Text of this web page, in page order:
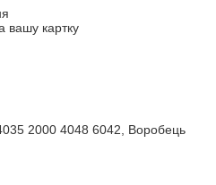
вашу картку
2000 4048 6042, Воробець